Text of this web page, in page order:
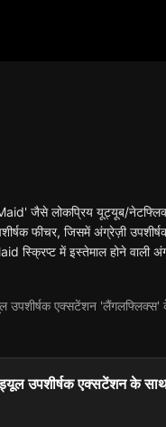
जैसे लोकप्रिय यूट्यूब/
फीचर, जिसमें अंग्रेज़ी
स्क्रिप्ट में इस्तेमाल होने
एक्सटेंशन
उपशीर्षक एक्सटेंशन के